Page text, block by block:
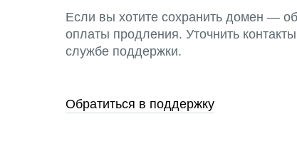
Если вы хотите сохранить домен —
оплаты продления. Уточнить
службе поддержки.
Обратиться в поддержку